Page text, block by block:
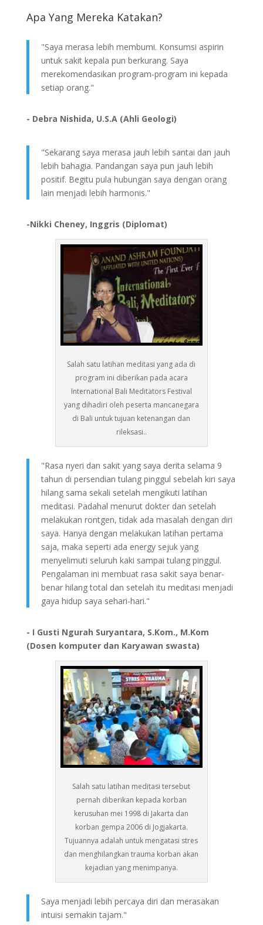
Apa Yang Mereka Katakan?
"Saya merasa lebih membumi. Konsumsi aspirin
untuk sakit kepala pun berkurang. Saya
merekomendasikan program-program ini kepada
setiap orang."
- Debra Nishida, U.S.A (Ahli Geologi)
"Sekarang saya merasa jauh lebih santai dan jauh
lebih bahagia. Pandangan saya pun jauh lebih
positif. Begitu pula hubungan saya dengan orang
lain menjadi lebih harmonis."
-Nikki Cheney, Inggris (Diplomat)
Salah satu latihan meditasi yang ada di
program ini diberikan pada acara
International Bali Meditators Festival
yang dihadiri oleh peserta mancanegara
di Bali untuk tujuan ketenangan dan
rileksasi..
"Rasa nyeri dan sakit yang saya derita selama 9
tahun di persendian tulang pinggul sebelah kiri saya
hilang sama sekali setelah mengikuti latihan
meditasi. Padahal menurut dokter dan setelah
melakukan rontgen, tidak ada masalah dengan diri
saya. Hanya dengan melakukan latihan pertama
saja, maka seperti ada energy sejuk yang
menyelimuti seluruh kaki sampai tulang pinggul.
Pengalaman ini membuat rasa sakit saya benar-
benar hilang total dan setelah itu meditasi menjadi
gaya hidup saya sehari-hari."
- I Gusti Ngurah Suryantara, S.Kom., M.Kom
(Dosen komputer dan Karyawan swasta)
Salah satu latihan meditasi tersebut
pernah diberikan kepada korban
kerusuhan mei 1998 di Jakarta dan
korban gempa 2006 di Jogjakarta.
Tujuannya adalah untuk mengatasi stres
dan menghilangkan trauma korban akan
kejadian yang menimpanya.
Saya menjadi lebih percaya diri dan merasakan
intuisi semakin tajam."